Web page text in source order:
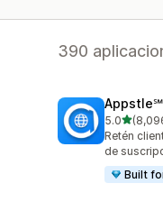
390
5.0de 5
8096
Retén
de
Built